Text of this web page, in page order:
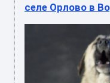
селе Орлово в